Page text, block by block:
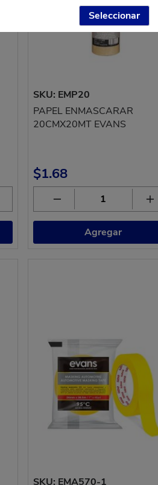
Seleccionar
SKU: EMP20
PAPEL ENMASCARAR
20CMX20MT EVANS
$1.68
Agregar
SKU: EMA570-1